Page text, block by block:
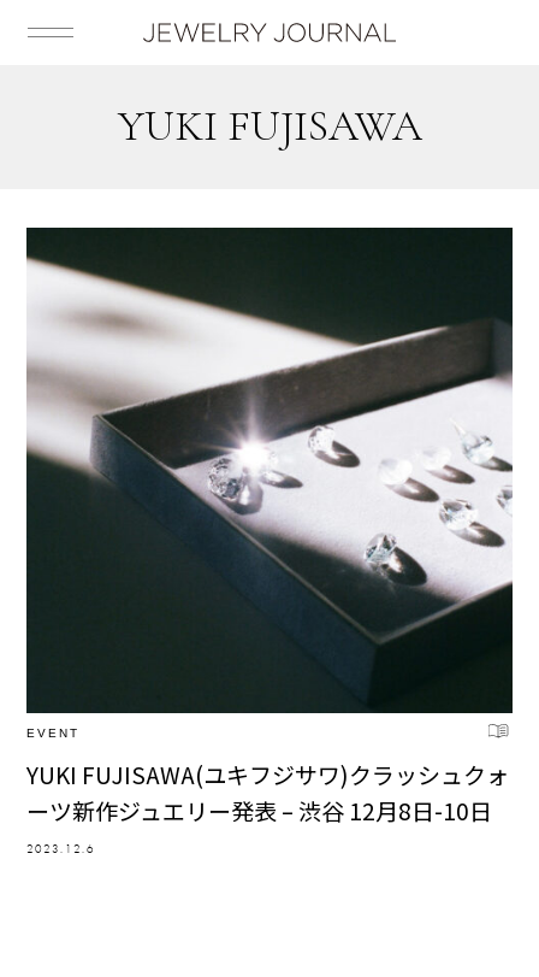
YUKI FUJISAWA
EVENT
YUKI FUJISAWA(ユキフジサワ)クラッシュクォ
ーツ新作ジュエリー発表 – 渋谷 12月8日-10日
2023.12.6